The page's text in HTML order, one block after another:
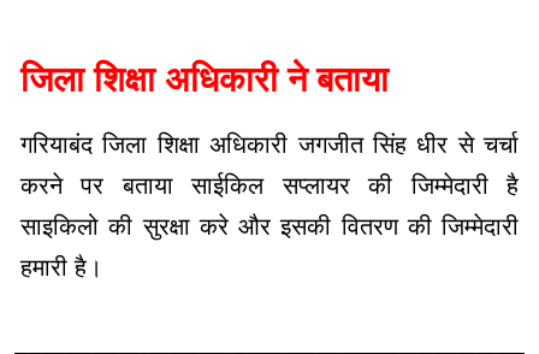
जिला शिक्षा अधिकारी ने बताया
गरियाबंद जिला शिक्षा अधिकारी जगजीत सिंह धीर से चर्चा
करने पर बताया साईकिल सप्लायर की जिम्मेदारी है
साइकिलो की सुरक्षा करे और इसकी वितरण की जिम्मेदारी
हमारी है।